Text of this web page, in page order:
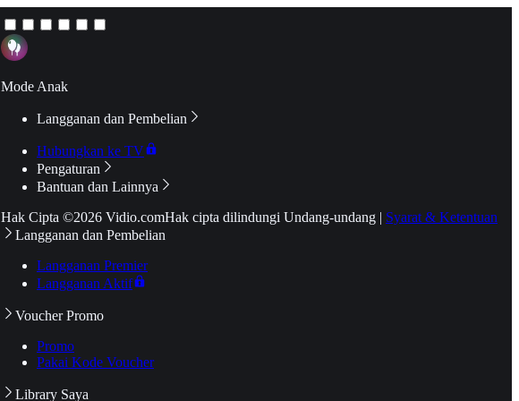
Mode Anak
Langganan dan Pembelian
Hubungkan ke TV
Pengaturan
Bantuan dan Lainnya
Hak Cipta ©2026 Vidio.comHak cipta dilindungi Undang-undang | Syarat & Ketentuan
Langganan dan Pembelian
Langganan Premier
Langganan Aktif
Voucher Promo
Promo
Pakai Kode Voucher
Library Saya